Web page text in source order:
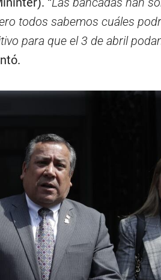
todos sabemos cuáles
para que el 3 de abril